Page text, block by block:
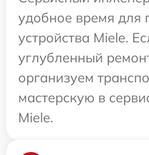
удобное время для
устройства Miele.
углубленный
организуем
мастерскую в
Miele.